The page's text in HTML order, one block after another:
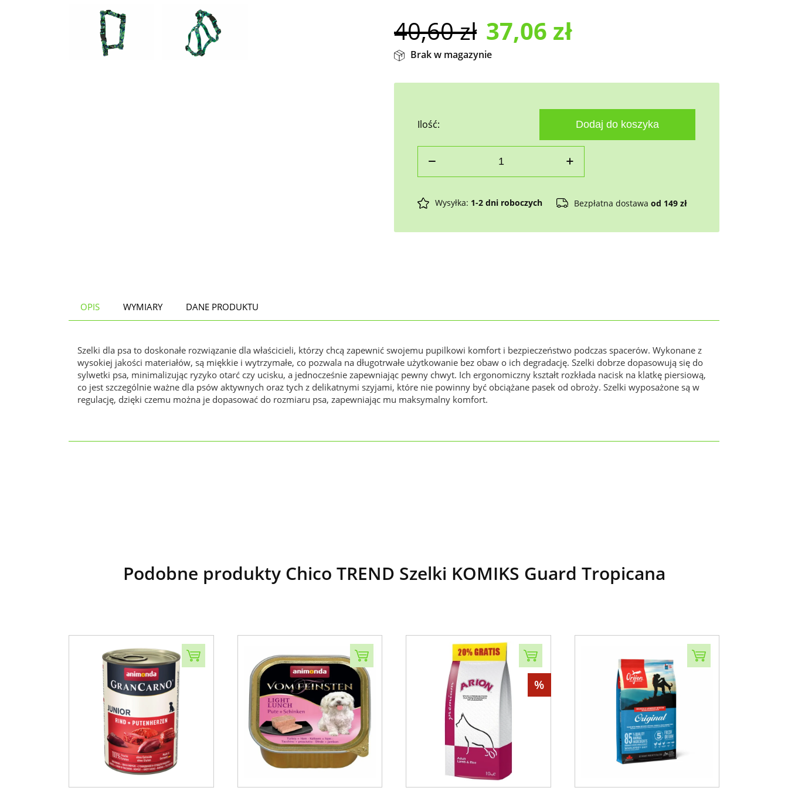
40,60zł 37,06 zł
Brak w magazynie
Ilość: Dodaj do koszyka
Wysyłka: 1-2 dni roboczych Bezpłatna dostawa od 149 zł
OPIS WYMIARY DANE PRODUKTU
Szelki dla psa to doskonałe rozwiązanie dla właścicieli, którzy chcą zapewnić swojemu pupilkowi komfort i bezpieczeństwo podczas spacerów. Wykonane z
wysokiej jakości materiałów, są miękkie i wytrzymałe, co pozwala na długotrwałe użytkowanie bez obaw o ich degradację. Szelki dobrze dopasowują się do
sylwetki psa, minimalizując ryzyko otarć czy ucisku, a jednocześnie zapewniając pewny chwyt. Ich ergonomiczny kształt rozkłada nacisk na klatkę piersiową,
co jest szczególnie ważne dla psów aktywnych oraz tych z delikatnymi szyjami, które nie powinny być obciążane pasek od obroży. Szelki wyposażone są w
regulację, dzięki czemu można je dopasować do rozmiaru psa, zapewniając mu maksymalny komfort.
Podobne produkty Chico TREND Szelki KOMIKS Guard Tropicana
%